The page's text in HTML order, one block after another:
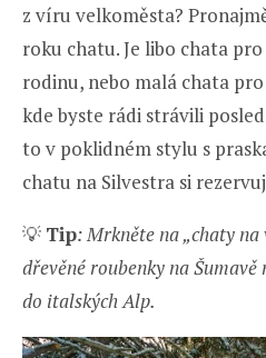
z víru velkoměsta?
roku chatu. Je libo chata
rodinu, nebo malá chata
kde byste rádi strávili
to v poklidném stylu s
chatu na Silvestra si
💡 Tip: Mrkněte na „chaty
dřevěné roubenky na Šumavě
do italských Alp.